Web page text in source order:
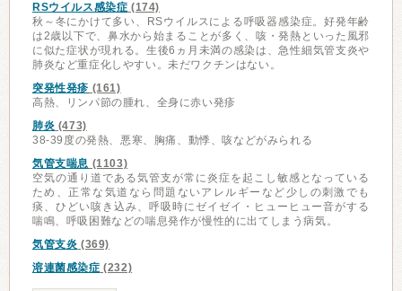
RSウイルス感染症 (174)
秋～冬にかけて多い、RSウイルスによる呼吸器感染症。好発年齢
は2歳以下で、鼻水から始まることが多く、咳・発熱といった風邪
に似た症状が現れる。生後6ヵ月未満の感染は、急性細気管支炎や
肺炎など重症化しやすい。未だワクチンはない。
突発性発疹 (161)
高熱、リンパ節の腫れ、全身に赤い発疹
肺炎 (473)
38-39度の発熱、悪寒、胸痛、動悸、咳などがみられる
気管支喘息 (1103)
空気の通り道である気管支が常に炎症を起こし敏感となっている
ため、正常な気道なら問題ないアレルギーなど少しの刺激でも
痰、ひどい咳き込み、呼吸時にゼイゼイ・ヒューヒュー音がする
喘鳴、呼吸困難などの喘息発作が慢性的に出てしまう病気。
気管支炎 (369)
溶連菌感染症 (232)